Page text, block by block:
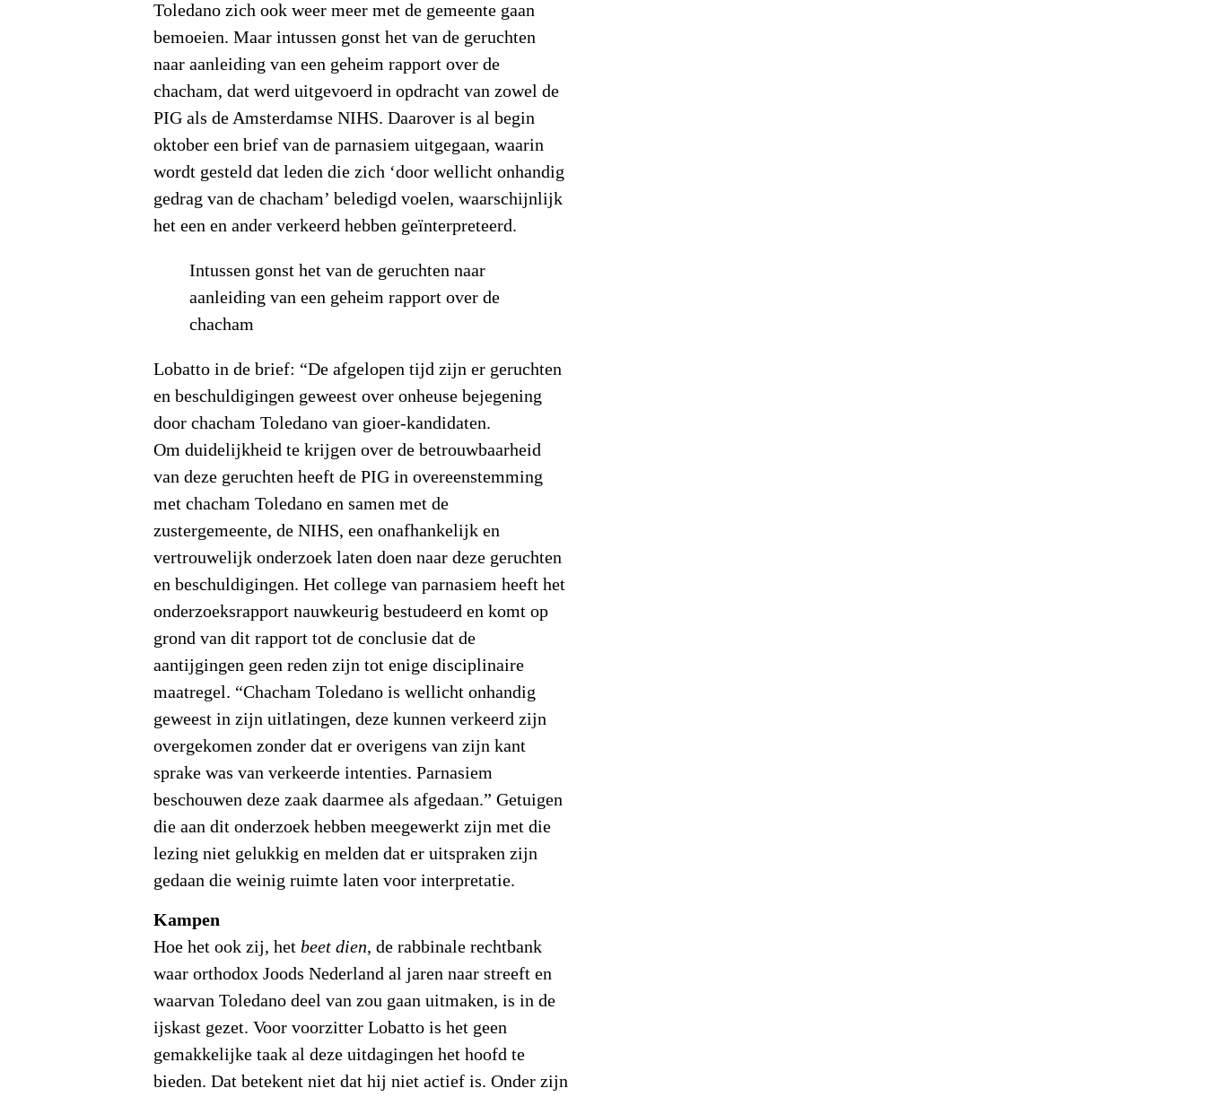
Toledano zich ook weer meer met de gemeente gaan
bemoeien. Maar intussen gonst het van de geruchten
naar aanleiding van een geheim rapport over de
chacham, dat werd uitgevoerd in opdracht van zowel de
PIG als de Amsterdamse NIHS. Daarover is al begin
oktober een brief van de parnasiem uitgegaan, waarin
wordt gesteld dat leden die zich ‘door wellicht onhandig
gedrag van de chacham’ beledigd voelen, waarschijnlijk
het een en ander verkeerd hebben geïnterpreteerd.
Intussen gonst het van de geruchten naar
aanleiding van een geheim rapport over de
chacham
Lobatto in de brief: “De afgelopen tijd zijn er geruchten
en beschuldigingen geweest over onheuse bejegening
door chacham Toledano van gioer-kandidaten.
Om duidelijkheid te krijgen over de betrouwbaarheid
van deze geruchten heeft de PIG in overeenstemming
met chacham Toledano en samen met de
zustergemeente, de NIHS, een onafhankelijk en
vertrouwelijk onderzoek laten doen naar deze geruchten
en beschuldigingen. Het college van parnasiem heeft het
onderzoeksrapport nauwkeurig bestudeerd en komt op
grond van dit rapport tot de conclusie dat de
aantijgingen geen reden zijn tot enige disciplinaire
maatregel. “Chacham Toledano is wellicht onhandig
geweest in zijn uitlatingen, deze kunnen verkeerd zijn
overgekomen zonder dat er overigens van zijn kant
sprake was van verkeerde intenties. Parnasiem
beschouwen deze zaak daarmee als afgedaan.” Getuigen
die aan dit onderzoek hebben meegewerkt zijn met die
lezing niet gelukkig en melden dat er uitspraken zijn
gedaan die weinig ruimte laten voor interpretatie.
Kampen
Hoe het ook zij, hetbeet dien, de rabbinale rechtbank
waar orthodox Joods Nederland al jaren naar streeft en
waarvan Toledano deel van zou gaan uitmaken, is in de
ijskast gezet. Voor voorzitter Lobatto is het geen
gemakkelijke taak al deze uitdagingen het hoofd te
bieden. Dat betekent niet dat hij niet actief is. Onder zijn